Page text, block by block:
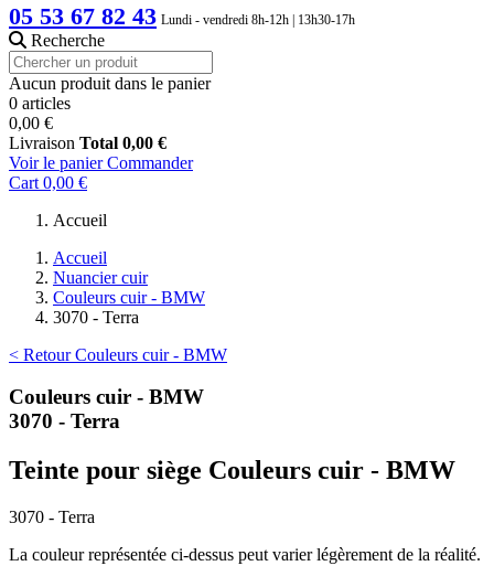
05 53 67 82 43 Lundi - vendredi 8h-12h | 13h30-17h
Recherche
Aucun produit dans le panier
0 articles
0,00 €
Livraison Total 0,00 €
Voir le panier Commander
Cart 0,00 €
Accueil
Accueil
Nuancier cuir
Couleurs cuir - BMW
3070 - Terra
< Retour Couleurs cuir - BMW
Couleurs cuir - BMW
3070 - Terra
Teinte pour siège Couleurs cuir - BMW
3070 - Terra
La couleur représentée ci-dessus peut varier légèrement de la réalité.